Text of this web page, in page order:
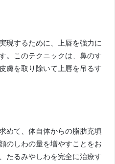
現するために、上唇を強力に
。
このテクニックは、鼻のす
膚を取り除いて上唇を吊るす
めて、体自体からの脂肪充填
のしわの量を増やすことをお
たるみやしわを完全に治療す